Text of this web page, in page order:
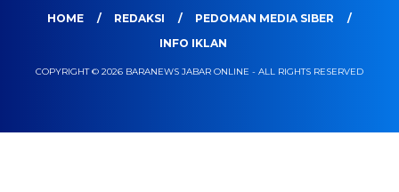
HOME REDAKSI
PEDOMAN MEDIA SIBER
INFO IKLAN
COPYRIGHT © 2026 BARANEWS JABAR ONLINE - ALL RIGHTS RESERVED